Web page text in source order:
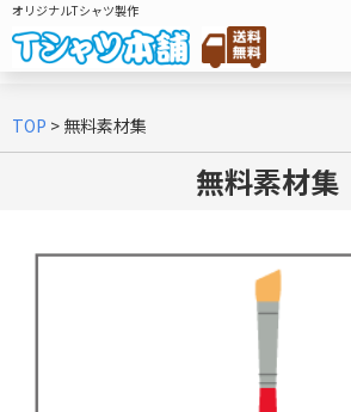
オリジナルTシャツ製作
TOP > 無料素材集
無料素材集